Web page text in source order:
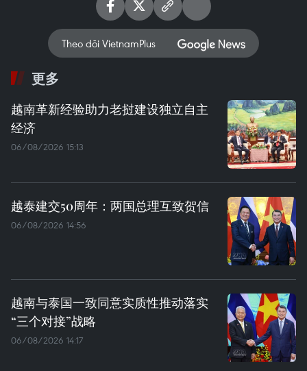
Theo dõi VietnamPlus
更多
越南革新经验助力老挝建设独立自主
经济
06/08/2026 15:13
越泰建交50周年：两国总理互致贺信
06/08/2026 14:56
越南与泰国一致同意实质性推动落实
“三个对接”战略
06/08/2026 14:17